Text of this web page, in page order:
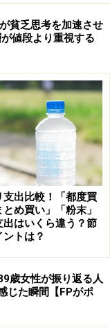
になってから大変
る方も多いでしょ
いわれているから
。しかし借りられ
られる理由は、
かるなどの事態が
、殺人、自殺、自
のか、明確な基
を隠して次の入
貧乏思考を加速させ
値段より重視する
支出比較！「都度買
め買い」「粉末」
出はいくら違う？節
トは？
歳女性が振り返る人
じた瞬間【FPがポ